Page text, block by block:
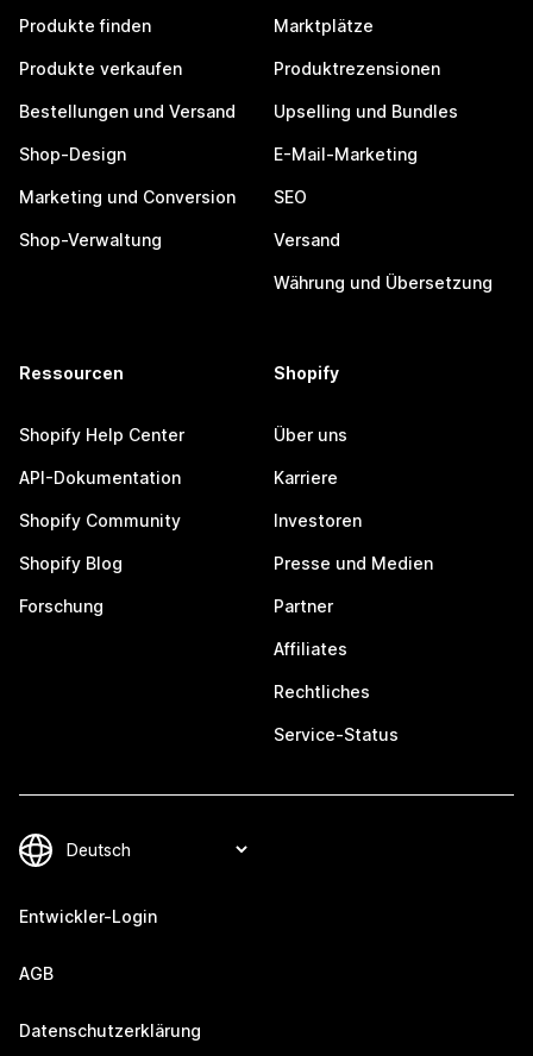
Produkte finden
Produkte verkaufen
Bestellungen und Versand
Shop-Design
Marketing und Conversion
Shop-Verwaltung
Marktplätze
Produktrezensionen
Upselling und Bundles
E-Mail-Marketing
SEO
Versand
Währung und Übersetzung
Ressourcen
Shopify Help Center
API-Dokumentation
Shopify Community
Shopify Blog
Forschung
Shopify
Über uns
Karriere
Investoren
Presse und Medien
Partner
Affiliates
Rechtliches
Service-Status
Entwickler-Login
AGB
Datenschutzerklärung